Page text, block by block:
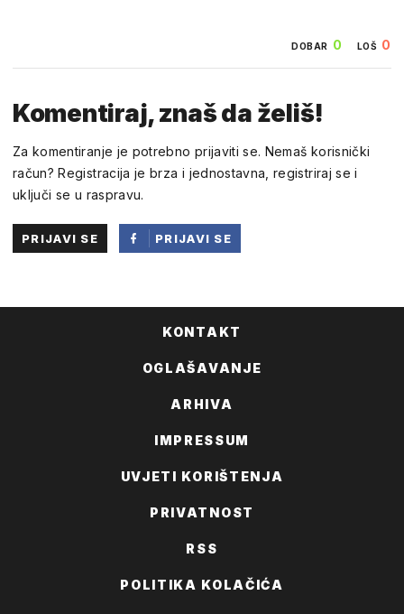
DOBAR 0 LOŠ 0
Komentiraj, znaš da želiš!
Za komentiranje je potrebno prijaviti se. Nemaš korisnički
račun? Registracija je brza i jednostavna, registriraj se i
uključi se u raspravu.
PRIJAVI SE
PRIJAVI SE
KONTAKT
OGLAŠAVANJE
ARHIVA
IMPRESSUM
UVJETI KORIŠTENJA
PRIVATNOST
RSS
POLITIKA KOLAČIĆA